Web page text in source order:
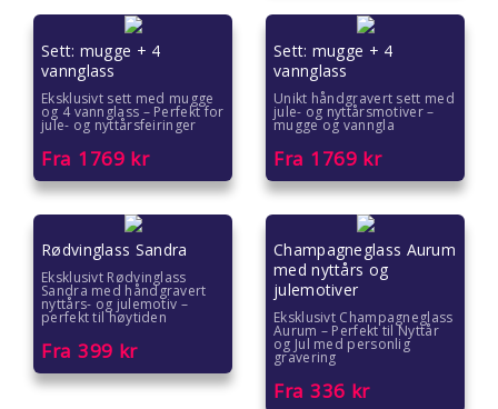
Gaver til kolleger
Gaver til kona
Gaver til kundene
Gaver til kvinner
Gaver til lærere
Gaver til mamma
Gaver til menn
Gaver til pappa
Sett: mugge + 4
vannglass
Eksklusivt sett med mugge
og 4 vannglass – Perfekt for
jule- og nyttårsfeiringer
Fra 1769 kr
Sett: mugge + 4
vannglass
Unikt håndgravert sett med
jule- og nyttårsmotiver –
mugge og vanngla
Fra 1769 kr
Rødvinglass Sandra
Eksklusivt Rødvinglass
Sandra med håndgravert
nyttårs- og julemotiv –
perfekt til høytiden
Fra 399 kr
Champagneglass Aurum
med nyttårs og
julemotiver
Eksklusivt Champagneglass
Aurum – Perfekt til Nyttår
og Jul med personlig
gravering
Fra 336 kr